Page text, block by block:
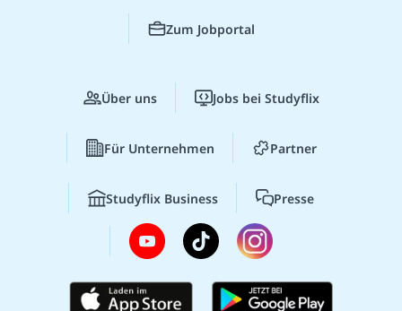
Zum Jobportal
Über uns Jobs bei Studyflix
Für Unternehmen Partner
Studyflix Business Presse